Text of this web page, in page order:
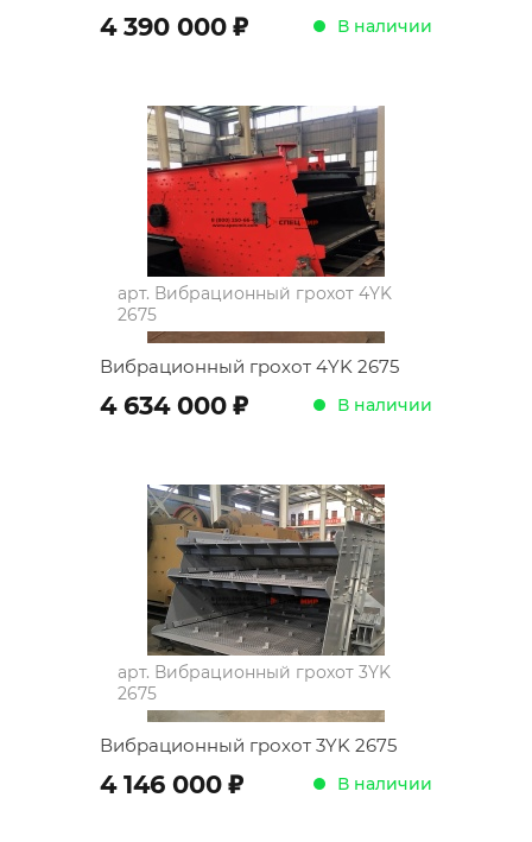
4 390 000 ; В наличии
арт. Вибрационный грохот 4YK
2675
Вибрационный грохот 4YK 2675
4 634 000 ; В наличии
арт. Вибрационный грохот 3YK
2675
Вибрационный грохот 3YK 2675
4 146 000 ; В наличии